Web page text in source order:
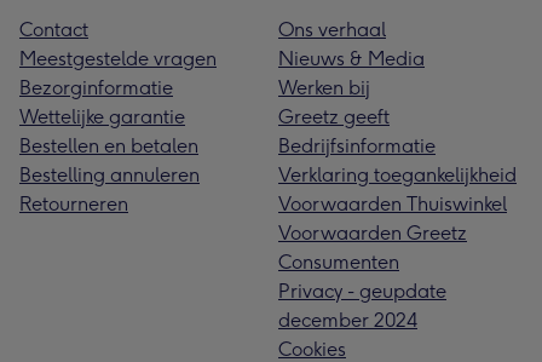
Contact
Meestgestelde vragen
Bezorginformatie
Wettelijke garantie
Bestellen en betalen
Bestelling annuleren
Retourneren
Ons verhaal
Nieuws & Media
Werken bij
Greetz geeft
Bedrijfsinformatie
Verklaring toegankelijkheid
Voorwaarden Thuiswinkel
Voorwaarden Greetz
Consumenten
Privacy - geupdate
december 2024
Cookies